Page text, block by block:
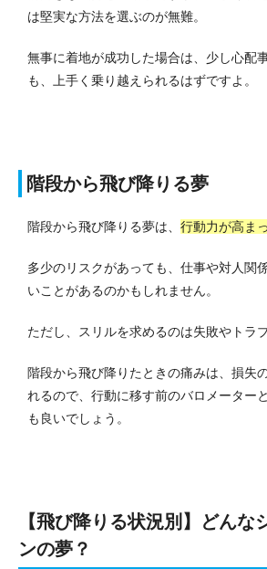
は堅実な方法を選ぶのが無難。
無事に着地が成功した場合は、少し心配
も、上手く乗り越えられるはずですよ。
階段から飛び降りる夢
階段から飛び降りる夢は、 行動力が高ま
多少のリスクがあっても、仕事や対人関
いことがあるのかもしれません。
ただし、スリルを求めるのは失敗やトラ
階段から飛び降りたときの痛みは、損失
れるので、行動に移す前のバロメーター
も良いでしょう。
【飛び降りる状況別】どんな
ンの夢？